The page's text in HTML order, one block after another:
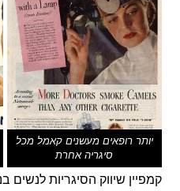
יותר רופאים מעשנים קאמל מכל
סיגריה אחרת
קמפיין שיווק הסיגריות